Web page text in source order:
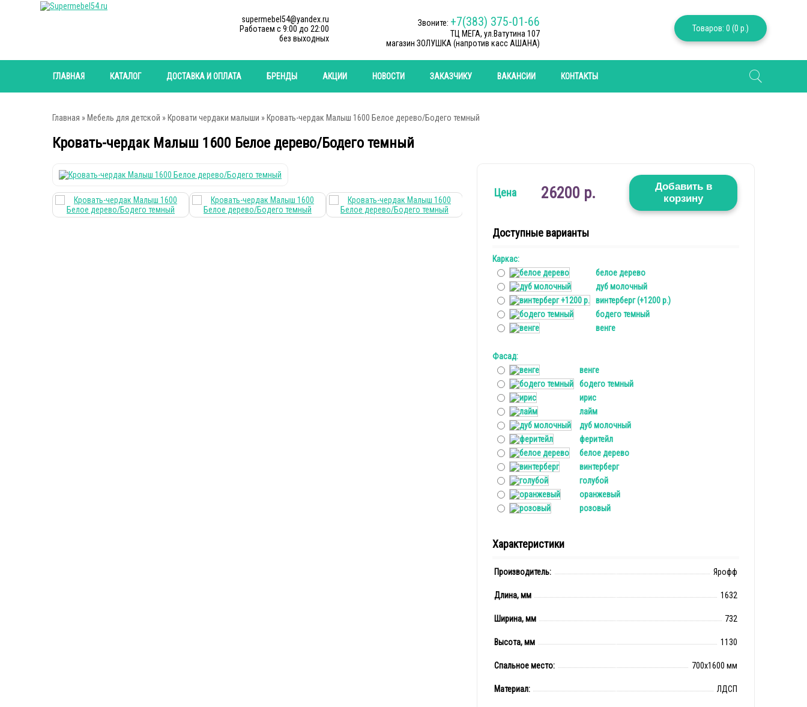
Товаров: 0 (0 р.)
supermebel54@yandex.ru
Работаем c 9:00 до 22:00
без выходных
Звоните: +7(383) 375-01-66
ТЦ МЕГА, ул.Ватутина 107
магазин ЗОЛУШКА (напротив касс АШАНА)
ГЛАВНАЯ КАТАЛОГ ДОСТАВКА И ОПЛАТА БРЕНДЫ АКЦИИ НОВОСТИ ЗАКАЗЧИКУ ВАКАНСИИ КОНТАКТЫ
Главная » Мебель для детской » Кровати чердаки малыши » Кровать-чердак Малыш 1600 Белое дерево/Бодего темный
Кровать-чердак Малыш 1600 Белое дерево/Бодего темный
Цена 26200 р.
Добавить в
корзину
Доступные варианты
Каркас:
белое дерево
дуб молочный
винтерберг (+1200 р.)
бодего темный
венге
Фасад:
венге
бодего темный
ирис
лайм
дуб молочный
феритейл
белое дерево
винтерберг
голубой
оранжевый
розовый
Характеристики
Производитель: Ярофф
Длина, мм 1632
Ширина, мм 732
Высота, мм 1130
Спальное место: 700x1600 мм
Материал: ЛДСП